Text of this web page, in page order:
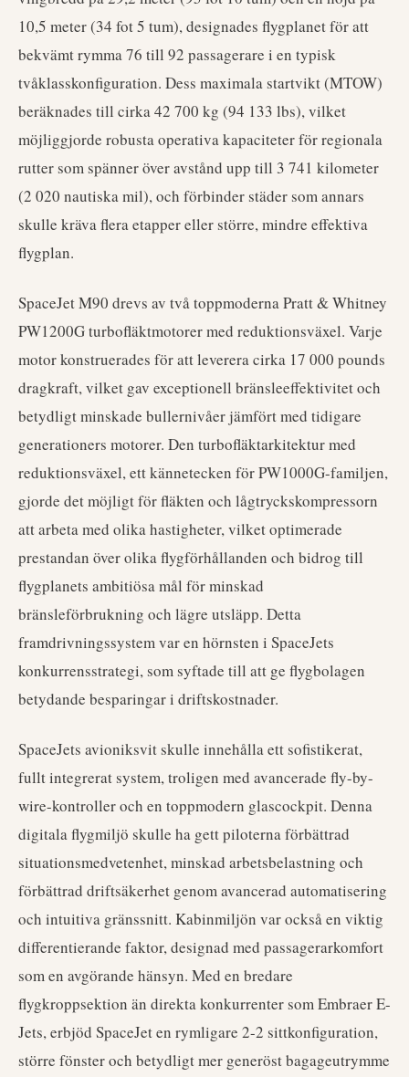
10,5 meter (34 fot 5 tum), designades flygplanet för att
bekvämt rymma 76 till 92 passagerare i en typisk
tvåklasskonfiguration. Dess maximala startvikt (MTOW)
beräknades till cirka 42 700 kg (94 133 lbs), vilket
möjliggjorde robusta operativa kapaciteter för regionala
rutter som spänner över avstånd upp till 3 741 kilometer
(2 020 nautiska mil), och förbinder städer som annars
skulle kräva flera etapper eller större, mindre effektiva
flygplan.
SpaceJet M90 drevs av två toppmoderna Pratt & Whitney
PW1200G turbofläktmotorer med reduktionsväxel. Varje
motor konstruerades för att leverera cirka 17 000 pounds
dragkraft, vilket gav exceptionell bränsleeffektivitet och
betydligt minskade bullernivåer jämfört med tidigare
generationers motorer. Den turbofläktarkitektur med
reduktionsväxel, ett kännetecken för PW1000G-familjen,
gjorde det möjligt för fläkten och lågtryckskompressorn
att arbeta med olika hastigheter, vilket optimerade
prestandan över olika flygförhållanden och bidrog till
flygplanets ambitiösa mål för minskad
bränsleförbrukning och lägre utsläpp. Detta
framdrivningssystem var en hörnsten i SpaceJets
konkurrensstrategi, som syftade till att ge flygbolagen
betydande besparingar i driftskostnader.
SpaceJets avioniksvit skulle innehålla ett sofistikerat,
fullt integrerat system, troligen med avancerade fly-by-
wire-kontroller och en toppmodern glascockpit. Denna
digitala flygmiljö skulle ha gett piloterna förbättrad
situationsmedvetenhet, minskad arbetsbelastning och
förbättrad driftsäkerhet genom avancerad automatisering
och intuitiva gränssnitt. Kabinmiljön var också en viktig
differentierande faktor, designad med passagerarkomfort
som en avgörande hänsyn. Med en bredare
flygkroppsektion än direkta konkurrenter som Embraer E-
Jets, erbjöd SpaceJet en rymligare 2-2 sittkonfiguration,
större fönster och betydligt mer generöst bagageutrymme